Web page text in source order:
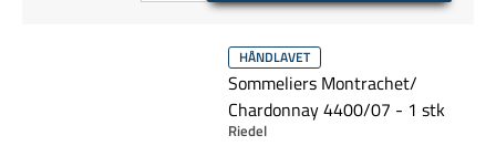
HÅNDLAVET
Sommeliers Montrachet/
Chardonnay 4400/07 - 1 stk
Riedel